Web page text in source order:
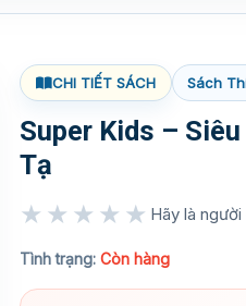
CHI TIẾT SÁCH Sách
Super Kids –
Tạ
★★★★★ Hãy là
Tình trạng: Còn hàng